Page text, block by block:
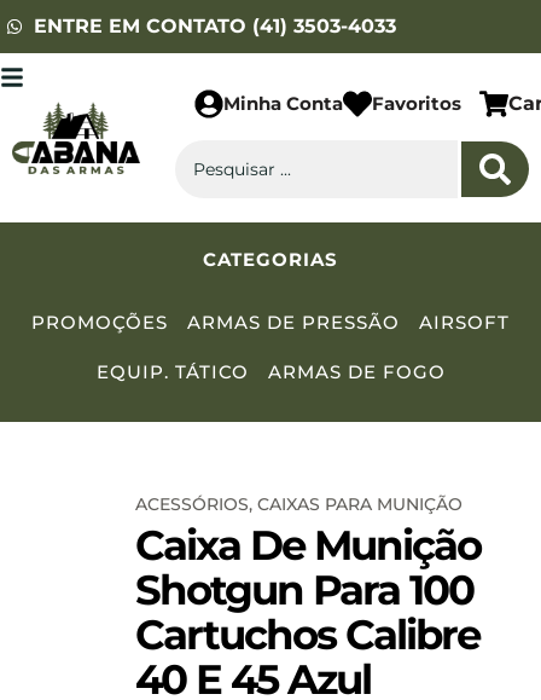
ENTRE EM CONTATO (41) 3503-4033
Minha Conta Favoritos
CATEGORIAS
PROMOÇÕES ARMAS DE PRESSÃO AIRSOFT
EQUIP. TÁTICO ARMAS DE FOGO
ACESSÓRIOS, CAIXAS PARA MUNIÇÃO
Caixa De Munição
Shotgun Para 100
Cartuchos Calibre
40 E 45 Azul